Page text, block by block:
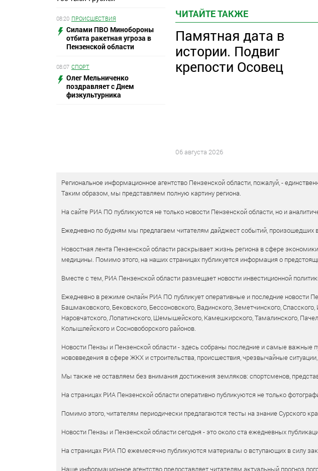
08:20 ПРОИСШЕСТВИЯ
Силами ПВО Минобороны
отбита ракетная угроза в
Пензенской области
08:07 СПОРТ
Олег Мельниченко
поздравляет с Днем
физкультурника
ЧИТАЙТЕ ТАКЖЕ
Памятная дата в
истории. Подвиг
крепости Осовец
06 августа 2026
Региональное информационное агентство Пензенской области, пожалуй, -
Таким образом, мы представляем полную картину региона.
На сайте РИА ПО публикуются не только новости Пензенской области, но и
Ежедневно по будням мы предлагаем читателям дайджест событий, произошедших
Новостная лента Пензенской области раскрывает жизнь региона в сфере
медицины. Помимо этого, на наших страницах публикуется информация о
Вместе с тем, РИА Пензенской области размещает новости инвестиционной
Ежедневно в режиме онлайн РИА ПО публикует оперативные и последние новости
Башмаковского, Бековского, Бессоновского, Вадинского, Земетчинского,
Наровчатского, Лопатинского, Шемышейского, Камешкирского, Тамалинского,
Колышлейского и Сосновоборского районов.
Новости Пензы и Пензенской области - здесь собраны последние и самые важные
нововведения в сфере ЖКХ и строительства, происшествия, чрезвычайные
Мы также не оставляем без внимания достижения земляков: спортсменов,
На страницах РИА Пензенской области оперативно публикуются не только
Помимо этого, читателям периодически предлагаются тесты на знание Сурского
Новости Пензы и Пензенской области сегодня - это около ста ежедневных
На страницах РИА ПО ежемесячно публикуются материалы о вступающих в силу